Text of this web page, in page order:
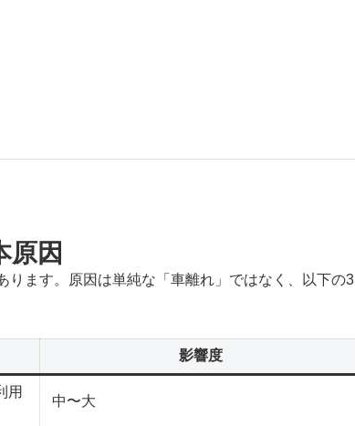
原因
ます。原因は単純な「車離れ」ではなく、以下の3
影響度
用
中〜大